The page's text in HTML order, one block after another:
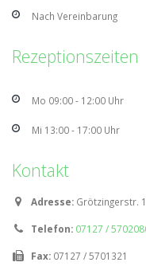
Nach Vereinbarung
Rezeptionszeiten
Mo 09:00 - 12:00 Uhr
Mi 13:00 - 17:00 Uhr
Kontakt
Adresse: Grötzingerstr.
Telefon: 07127 /
Fax: 07127 / 5701321